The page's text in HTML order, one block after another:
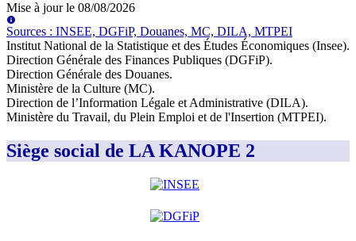
Mise à jour le 08/08/2026
Sources : INSEE, DGFiP, Douanes, MC, DILA, MTPEI
Institut National de la Statistique et des Études Économiques (Insee).
Direction Générale des Finances Publiques (DGFiP).
Direction Générale des Douanes.
Ministère de la Culture (MC).
Direction de l’Information Légale et Administrative (DILA).
Ministère du Travail, du Plein Emploi et de l'Insertion (MTPEI).
Siège social de LA KANOPE 2